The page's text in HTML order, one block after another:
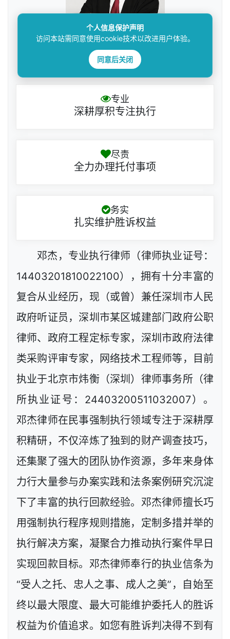
邓杰律师
专业
深耕厚积专注执行
尽责
全力办理托付事项
务实
扎实维护胜诉权益
邓杰，专业执行律师（律师执业证号：
14403201810022100），拥有十分丰富的
复合从业经历，现（或曾）兼任深圳市人民
政府听证员，深圳市某区城建部门政府公职
律师、政府工程定标专家，深圳市政府法律
类采购评审专家，网络技术工程师等，目前
执业于北京市炜衡（深圳）律师事务所（律
所执业证号：24403200511032007）。
邓杰律师在民事强制执行领域专注于深耕厚
积精研，不仅淬炼了独到的财产调查技巧，
还集聚了强大的团队协作资源，多年来身体
力行大量参与办案实践和法条案例研究沉淀
下了丰富的执行回款经验。邓杰律师擅长巧
用强制执行程序规则措施，定制多措并举的
执行解决方案，凝聚合力推动执行案件早日
实现回款目标。邓杰律师奉行的执业信条为
“受人之托、忠人之事、成人之美”，自始至
终以最大限度、最大可能维护委托人的胜诉
权益为价值追求。如您有胜诉判决得不到有
个人信息保护声明
访问本站需同意使用cookie技术以改进用户体验。
同意后关闭